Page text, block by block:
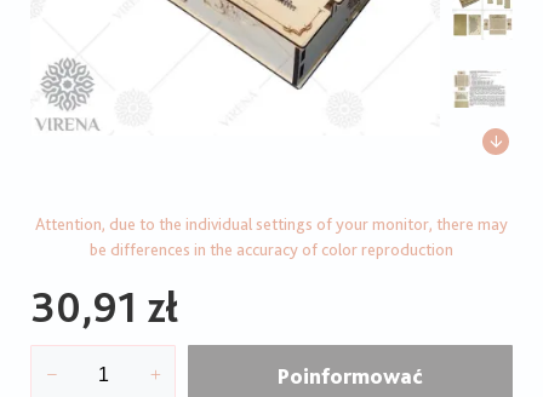
Attention, due to the individual settings of your monitor, there may
be differences in the accuracy of color reproduction
30,91 zł
Poinformować